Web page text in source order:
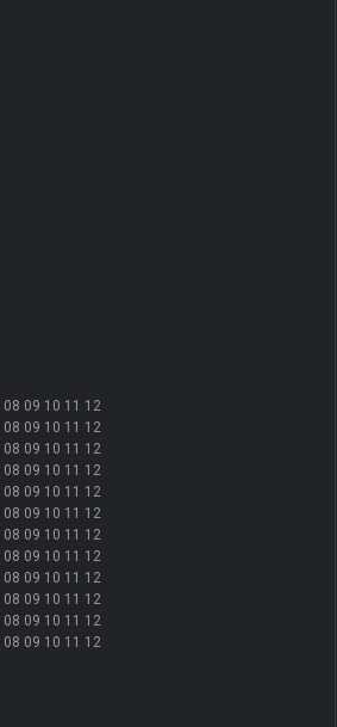
08 09 10 11 12
08 09 10 11 12
08 09 10 11 12
08 09 10 11 12
08 09 10 11 12
08 09 10 11 12
08 09 10 11 12
08 09 10 11 12
08 09 10 11 12
08 09 10 11 12
08 09 10 11 12
08 09 10 11 12